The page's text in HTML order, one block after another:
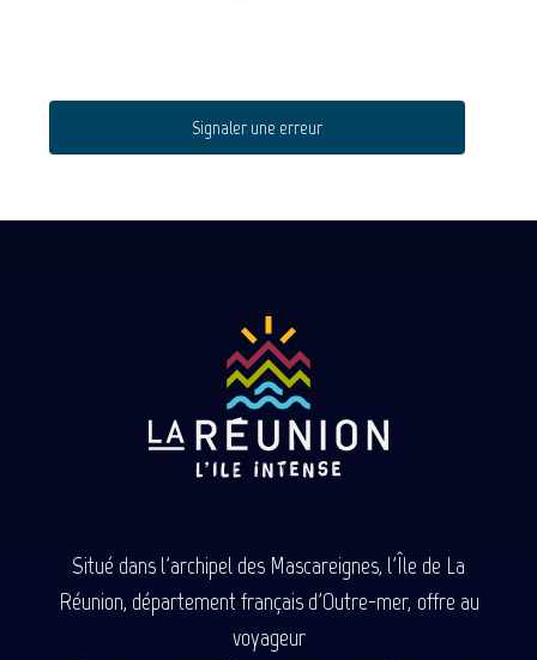
Signaler une erreur
Situé dans l'archipel des Mascareignes, l'Île de La
Réunion, département français d'Outre-mer, offre au
voyageur